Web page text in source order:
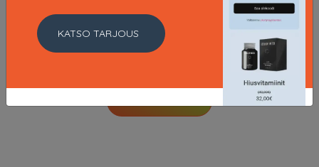
Infinite Shine 2, Samoan Sand
KATSO TARJOUS